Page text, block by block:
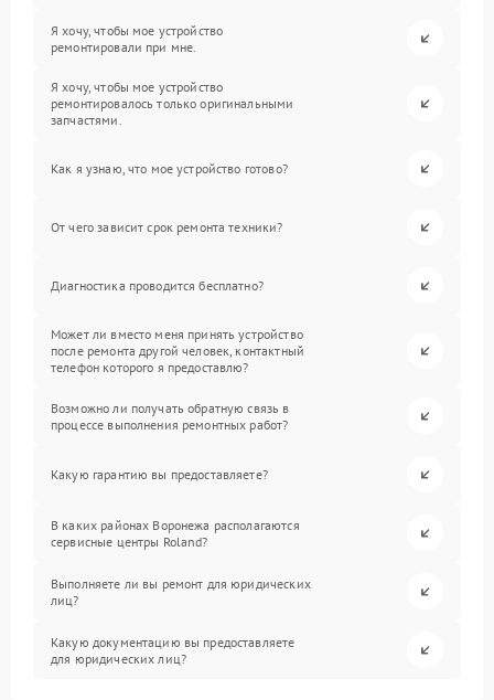
Я хочу, чтобы мое устройство
ремонтировали при мне.
Я хочу, чтобы мое устройство
ремонтировалось только оригинальными
запчастями.
Как я узнаю, что мое устройство готово?
От чего зависит срок ремонта техники?
Диагностика проводится бесплатно?
Может ли вместо меня принять устройство
после ремонта другой человек, контактный
телефон которого я предоставлю?
Возможно ли получать обратную связь в
процессе выполнения ремонтных работ?
Какую гарантию вы предоставляете?
В каких районах Воронежа располагаются
сервисные центры Roland?
Выполняете ли вы ремонт для юридических
лиц?
Какую документацию вы предоставляете
для юридических лиц?